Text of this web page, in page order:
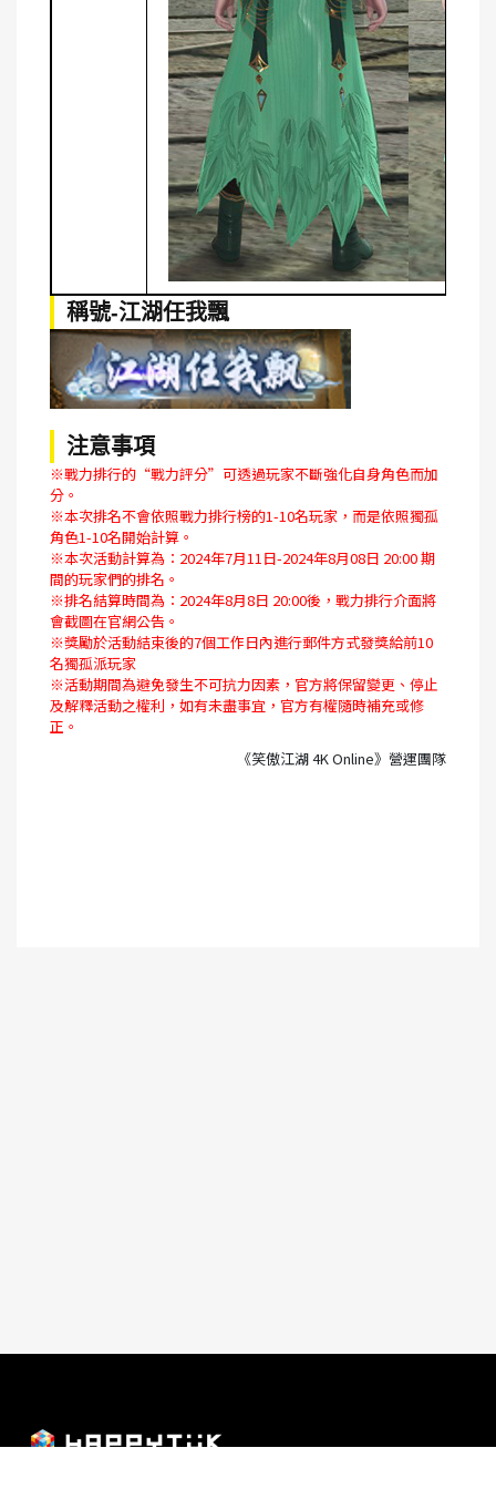
稱號-江湖任我飄
注意事項
※戰力排行的“戰力評分”可透過玩家不斷強化自身角色而加
分。
※本次排名不會依照戰力排行榜的1-10名玩家，而是依照獨孤
角色1-10名開始計算。
※本次活動計算為：2024年7月11日-2024年8月08日 20:00 期
間的玩家們的排名。
※排名結算時間為：2024年8月8日 20:00後，戰力排行介面將
會截圖在官網公告。
※獎勵於活動結束後的7個工作日內進行郵件方式發獎給前10
名獨孤派玩家
※活動期間為避免發生不可抗力因素，官方將保留變更、停止
及解釋活動之權利，如有未盡事宜，官方有權隨時補充或修
正。​​
《笑傲江湖 4K Online》營運團隊